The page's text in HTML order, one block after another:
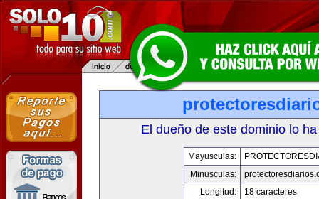
El dueño de este dominio lo
Mayusculas:
Minusculas:
Longitud:
18 caracteres